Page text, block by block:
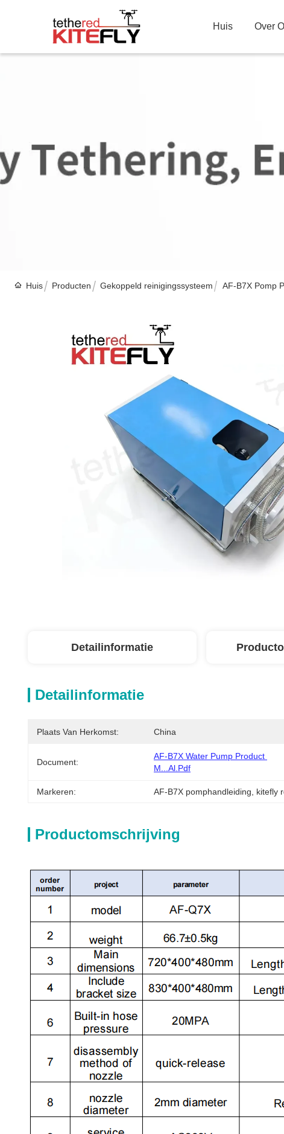
Huis Over
Huis Producten Gekoppeld reinigingssysteem AF-B7X Pomp
Detailinformatie
Detailinformatie
Plaats Van Herkomst: China
Document:
AF-B7X Water Pump Product
M...al.pdf
Markeren: AF-B7X pomphandleiding kitefly
Productomschrijving